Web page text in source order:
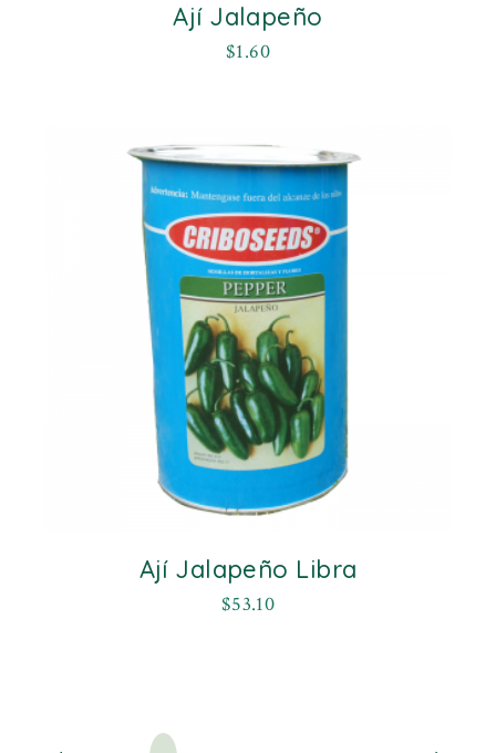
Ají Jalapeño
$1.60
Ají Jalapeño Libra
$53.10